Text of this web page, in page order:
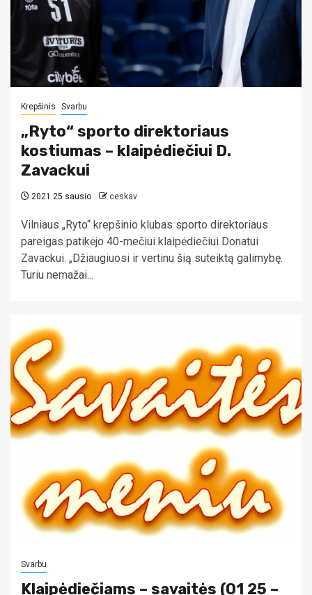
Krepšinis Svarbu
„Ryto“ sporto direktoriaus
kostiumas – klaipėdiečiui D.
Zavackui
2021 25 sausio ceskav
Vilniaus „Ryto“ krepšinio klubas sporto direktoriaus
pareigas patikėjo 40-mečiui klaipėdiečiui Donatui
Zavackui. „Džiaugiuosi ir vertinu šią suteiktą galimybę.
Turiu nemažai...
Svarbu
Klaipėdiečiams – savaitės (01 25 –